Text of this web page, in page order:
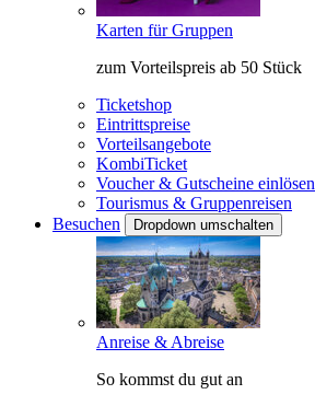
Karten für Gruppen
zum Vorteilspreis ab 50 Stück
Ticketshop
Eintrittspreise
Vorteilsangebote
KombiTicket
Voucher & Gutscheine einlösen
Tourismus & Gruppenreisen
Besuchen
Dropdown umschalten
Anreise & Abreise
So kommst du gut an